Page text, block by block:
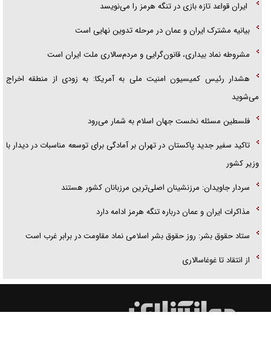
ایران قواعد تازه بازی در تنگه هرمز را می‌نویسد
بیانیه مشترک ایران و عمان در مرحله تدوین نهایی است
مشروطه نماد بیداری، قانون‌گرایی و مردم‌سالاری ملت ایران است
هشدار رئیس کمیسیون امنیت ملی به آمریکا: به زودی از منطقه اخراج
می‌شوید
فلسطین مسئله نخست جهان اسلام به شمار می‌رود
تاکید سفیر جدید پاکستان در تهران بر آمادگی برای توسعه مناسبات در دیدار با
وزیر کشور
سردار جاویدان: مرزنشینان اصلی‌ترین مرزبانان کشور هستند
مذاکرات ایران و عمان درباره تنگه هرمز ادامه دارد
ستاد حقوق بشر: روز حقوق بشر اسلامی نماد مقاومت در برابر غرب است
از انتقاد تا غوغاسالاری